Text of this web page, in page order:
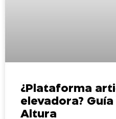
¿Plataforma
elevadora?
Altura